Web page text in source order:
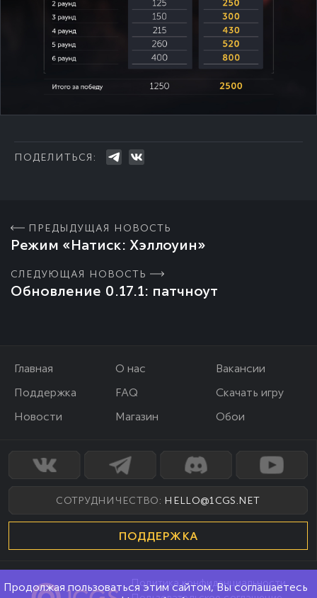
Продолжая пользоваться этим сайтом, Вы соглашаетесь
ПОДЕЛИТЬСЯ:
ПРЕДЫДУЩАЯ НОВОСТЬ
Режим «Натиск: Хэллоуин»
СЛЕДУЮЩАЯ НОВОСТЬ
Обновление 0.17.1: патчноут
Главная О нас
Вакансии
Поддержка
FAQ
Скачать игру
Новости
Магазин Обои
СОТРУДНИЧЕСТВО: HELLO@1CGS.NET
ПОДДЕРЖКА
Политика конфиденциальности